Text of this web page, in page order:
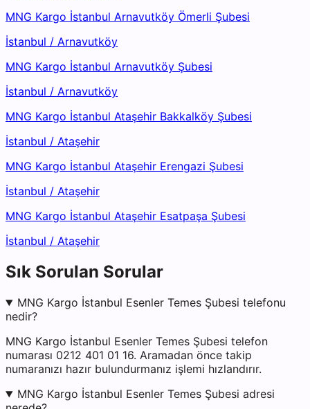
MNG Kargo İstanbul Arnavutköy Ömerli Şubesi
İstanbul / Arnavutköy
MNG Kargo İstanbul Arnavutköy Şubesi
İstanbul / Arnavutköy
MNG Kargo İstanbul Ataşehir Bakkalköy Şubesi
İstanbul / Ataşehir
MNG Kargo İstanbul Ataşehir Erengazi Şubesi
İstanbul / Ataşehir
MNG Kargo İstanbul Ataşehir Esatpaşa Şubesi
İstanbul / Ataşehir
Sık Sorulan Sorular
MNG Kargo İstanbul Esenler Temes Şubesi telefonu
nedir?
MNG Kargo İstanbul Esenler Temes Şubesi telefon
numarası 0212 401 01 16. Aramadan önce takip
numaranızı hazır bulundurmanız işlemi hızlandırır.
MNG Kargo İstanbul Esenler Temes Şubesi adresi